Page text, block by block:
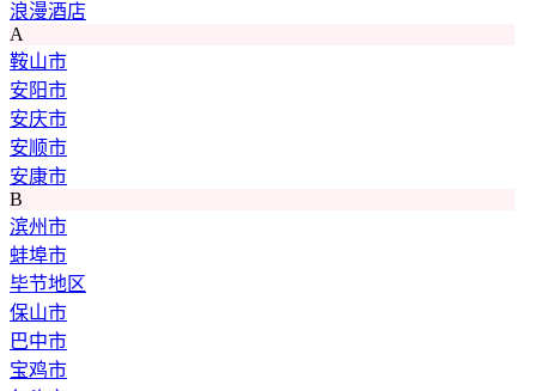
浪漫酒店
A
鞍山市
安阳市
安庆市
安顺市
安康市
B
滨州市
蚌埠市
毕节地区
保山市
巴中市
宝鸡市